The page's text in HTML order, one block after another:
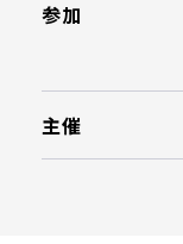
参加
主催